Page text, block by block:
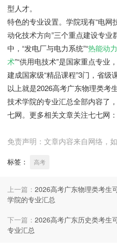
型人才。
特色的专业设置。学院现有“电网
动化技术方向”三个重点建设专业
中，“发电厂与电力系统”“热能动
术”“供用电技术”是国家重点专业
建成国家级“精品课程”3门，省级
以上就是2026高考广东物理类考
技术学院的专业汇总全部内容了
七网。更多相关文章关注七七网：
免责声明：文章内容来自网络，
标签： 高考
上一篇： 2026高考广东物理类考生
学院的专业汇总
下一篇： 2026高考广东历史类考生
专业汇总